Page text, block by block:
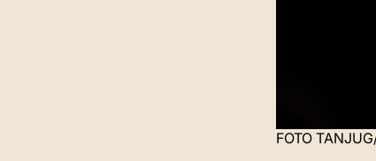
FOTO